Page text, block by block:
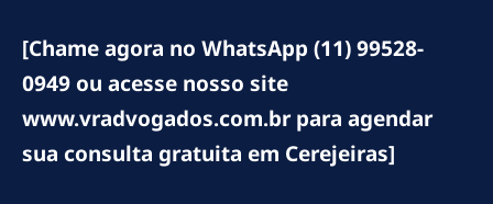
[Chame agora no WhatsApp (11) 99528-
0949 ou acesse nosso site
www.vradvogados.com.br para agendar
sua consulta gratuita em Cerejeiras]